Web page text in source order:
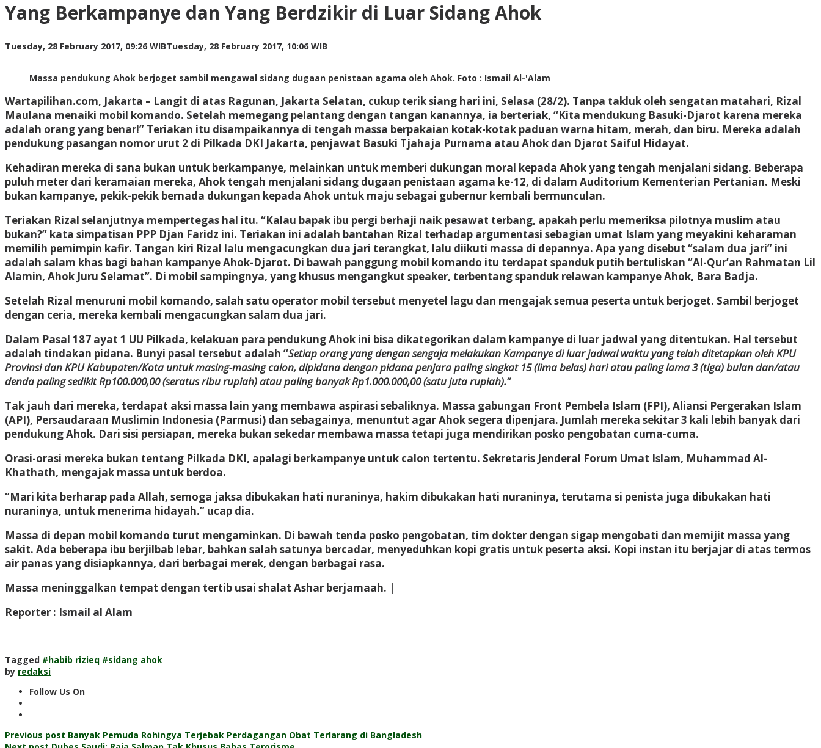
Yang Berkampanye dan Yang Berdzikir di Luar Sidang Ahok
Tuesday, 28 February 2017, 09:26 WIBTuesday, 28 February 2017, 10:06 WIB
Massa pendukung Ahok berjoget sambil mengawal sidang dugaan penistaan agama oleh Ahok. Foto : Ismail Al-'Alam
Wartapilihan.com, Jakarta – Langit di atas Ragunan, Jakarta Selatan, cukup terik siang hari ini, Selasa (28/2). Tanpa takluk oleh sengatan matahari, Rizal
Maulana menaiki mobil komando. Setelah memegang pelantang dengan tangan kanannya, ia berteriak, “Kita mendukung Basuki-Djarot karena mereka
adalah orang yang benar!” Teriakan itu disampaikannya di tengah massa berpakaian kotak-kotak paduan warna hitam, merah, dan biru. Mereka adalah
pendukung pasangan nomor urut 2 di Pilkada DKI Jakarta, penjawat Basuki Tjahaja Purnama atau Ahok dan Djarot Saiful Hidayat.
Kehadiran mereka di sana bukan untuk berkampanye, melainkan untuk memberi dukungan moral kepada Ahok yang tengah menjalani sidang. Beberapa
puluh meter dari keramaian mereka, Ahok tengah menjalani sidang dugaan penistaan agama ke-12, di dalam Auditorium Kementerian Pertanian. Meski
bukan kampanye, pekik-pekik bernada dukungan kepada Ahok untuk maju sebagai gubernur kembali bermunculan.
Teriakan Rizal selanjutnya mempertegas hal itu. “Kalau bapak ibu pergi berhaji naik pesawat terbang, apakah perlu memeriksa pilotnya muslim atau
bukan?” kata simpatisan PPP Djan Faridz ini. Teriakan ini adalah bantahan Rizal terhadap argumentasi sebagian umat Islam yang meyakini keharaman
memilih pemimpin kafir. Tangan kiri Rizal lalu mengacungkan dua jari terangkat, lalu diikuti massa di depannya. Apa yang disebut “salam dua jari” ini
adalah salam khas bagi bahan kampanye Ahok-Djarot. Di bawah panggung mobil komando itu terdapat spanduk putih bertuliskan “Al-Qur’an Rahmatan Lil
Alamin, Ahok Juru Selamat”. Di mobil sampingnya, yang khusus mengangkut speaker, terbentang spanduk relawan kampanye Ahok, Bara Badja.
Setelah Rizal menuruni mobil komando, salah satu operator mobil tersebut menyetel lagu dan mengajak semua peserta untuk berjoget. Sambil berjoget
dengan ceria, mereka kembali mengacungkan salam dua jari.
Dalam Pasal 187 ayat 1 UU Pilkada, kelakuan para pendukung Ahok ini bisa dikategorikan dalam kampanye di luar jadwal yang ditentukan. Hal tersebut
adalah tindakan pidana. Bunyi pasal tersebut adalah “Setiap orang yang dengan sengaja melakukan Kampanye di luar jadwal waktu yang telah ditetapkan oleh KPU
Provinsi dan KPU Kabupaten/Kota untuk masing-masing calon, dipidana dengan pidana penjara paling singkat 15 (lima belas) hari atau paling lama 3 (tiga) bulan dan/atau
denda paling sedikit Rp100.000,00 (seratus ribu rupiah) atau paling banyak Rp1.000.000,00 (satu juta rupiah).”
Tak jauh dari mereka, terdapat aksi massa lain yang membawa aspirasi sebaliknya. Massa gabungan Front Pembela Islam (FPI), Aliansi Pergerakan Islam
(API), Persaudaraan Muslimin Indonesia (Parmusi) dan sebagainya, menuntut agar Ahok segera dipenjara. Jumlah mereka sekitar 3 kali lebih banyak dari
pendukung Ahok. Dari sisi persiapan, mereka bukan sekedar membawa massa tetapi juga mendirikan posko pengobatan cuma-cuma.
Orasi-orasi mereka bukan tentang Pilkada DKI, apalagi berkampanye untuk calon tertentu. Sekretaris Jenderal Forum Umat Islam, Muhammad Al-
Khathath, mengajak massa untuk berdoa.
“Mari kita berharap pada Allah, semoga jaksa dibukakan hati nuraninya, hakim dibukakan hati nuraninya, terutama si penista juga dibukakan hati
nuraninya, untuk menerima hidayah.” ucap dia.
Massa di depan mobil komando turut mengaminkan. Di bawah tenda posko pengobatan, tim dokter dengan sigap mengobati dan memijit massa yang
sakit. Ada beberapa ibu berjilbab lebar, bahkan salah satunya bercadar, menyeduhkan kopi gratis untuk peserta aksi. Kopi instan itu berjajar di atas termos
air panas yang disiapkannya, dari berbagai merek, dengan berbagai rasa.
Massa meninggalkan tempat dengan tertib usai shalat Ashar berjamaah. |
Reporter : Ismail al Alam
Tagged #habib rizieq #sidang ahok
by redaksi
Follow Us On
Post
Previous post Banyak Pemuda Rohingya Terjebak Perdagangan Obat Terlarang di Bangladesh